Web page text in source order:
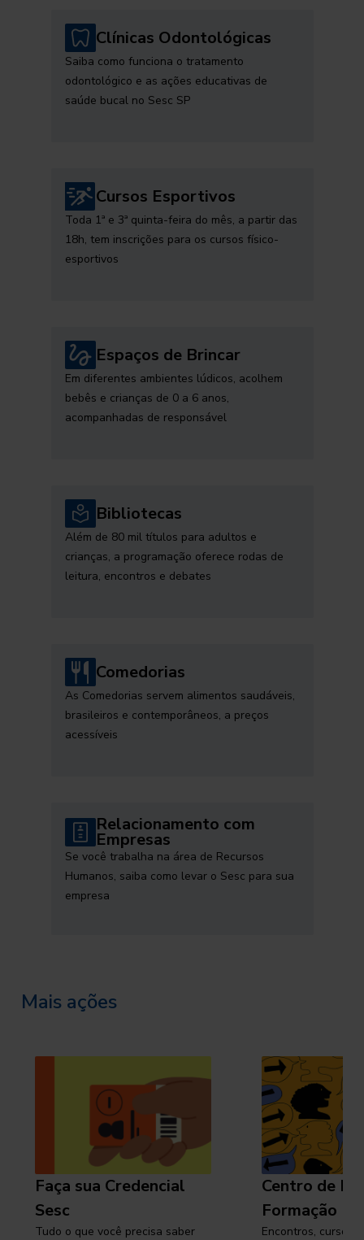
Clínicas Odontológicas
Saiba como funciona o tratamento
odontológico e as ações educativas de
saúde bucal no Sesc SP
Cursos Esportivos
Toda 1ª e 3ª quinta-feira do mês, a partir das
18h, tem inscrições para os cursos físico-
esportivos
Espaços de Brincar
Em diferentes ambientes lúdicos, acolhem
bebês e crianças de 0 a 6 anos,
acompanhadas de responsável
Bibliotecas
Além de 80 mil títulos para adultos e
crianças, a programação oferece rodas de
leitura, encontros e debates
Comedorias
As Comedorias servem alimentos saudáveis,
brasileiros e contemporâneos, a preços
acessíveis
Relacionamento com
Empresas
Se você trabalha na área de Recursos
Humanos, saiba como levar o Sesc para sua
empresa
Mais ações
Faça sua Credencial
Sesc
Tudo o que você precisa saber
Centro de
Formação
Encontros, cursos,